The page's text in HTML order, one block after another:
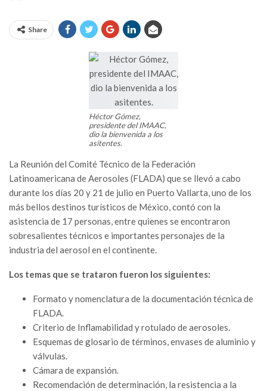
Share
Héctor Gómez,
presidente del IMAAC,
dio la bienvenida a los
asitentes.
La Reunión del Comité Técnico de la Federación
Latinoamericana de Aerosoles (FLADA) que se llevó a cabo
durante los días 20 y 21 de julio en Puerto Vallarta, uno de los
más bellos destinos turísticos de México, contó con la
asistencia de 17 personas, entre quienes se encontraron
sobresalientes técnicos e importantes personajes de la
industria del aerosol en el continente.
Los temas que se trataron fueron los siguientes:
Formato y nomenclatura de la documentación técnica de
FLADA.
Criterio de Inflamabilidad y rotulado de aerosoles.
Esquemas de glosario de términos, envases de aluminio y
válvulas.
Cámara de expansión.
Recomendación de determinación, la resistencia a la